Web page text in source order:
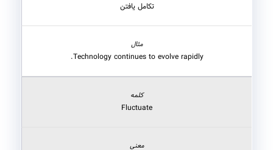
تکامل یافتن
Technology continues to evolve rapidly.
Fluctuate